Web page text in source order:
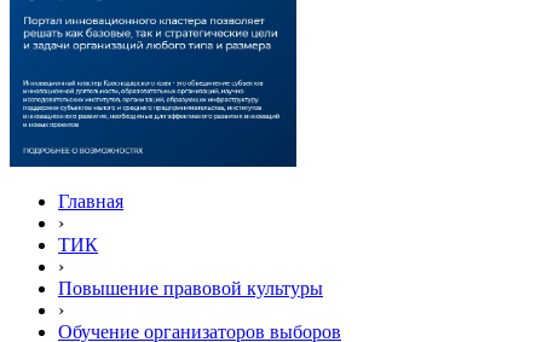
Главная
›
ТИК
›
Повышение правовой культуры
›
Обучение организаторов выборов